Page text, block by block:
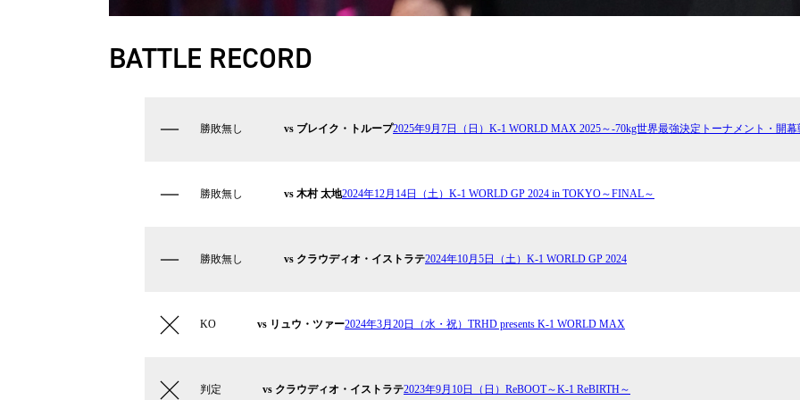
BATTLE RECORD
勝敗無し vs ブレイク・トループ2025年9月7日（日）K-1 WORLD MAX 2025～-70kg世界最強決定トーナメント・開幕
勝敗無し vs 木村 太地2024年12⽉14⽇（土）K-1 WORLD GP 2024 in TOKYO～FINAL～
勝敗無し vs クラウディオ・イストラテ2024年10月5日（土）K-1 WORLD GP 2024
KO vs リュウ・ツァー2024年3月20日（水・祝）TRHD presents K-1 WORLD MAX
判定 vs クラウディオ・イストラテ2023年9月10日（日）ReBOOT～K-1 ReBIRTH～